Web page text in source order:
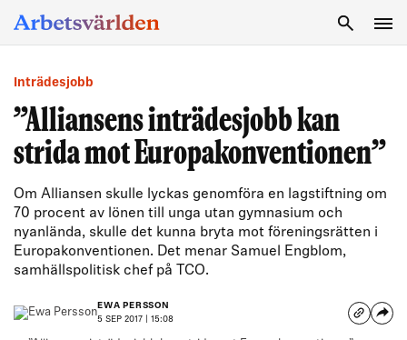
Inträdesjobb
”Alliansens inträdesjobb kan
strida mot Europakonventionen”
Om Alliansen skulle lyckas genomföra en lagstiftning om
70 procent av lönen till unga utan gymnasium och
nyanlända, skulle det kunna bryta mot föreningsrätten i
Europakonventionen. Det menar Samuel Engblom,
samhällspolitisk chef på TCO.
EWA PERSSON
5 SEP 2017 | 15:08